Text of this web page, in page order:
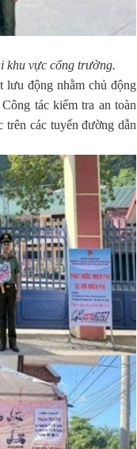
khu vực cổng trường.
lưu động nhằm chủ động
tác kiểm tra an toàn
các tuyến đường dẫn